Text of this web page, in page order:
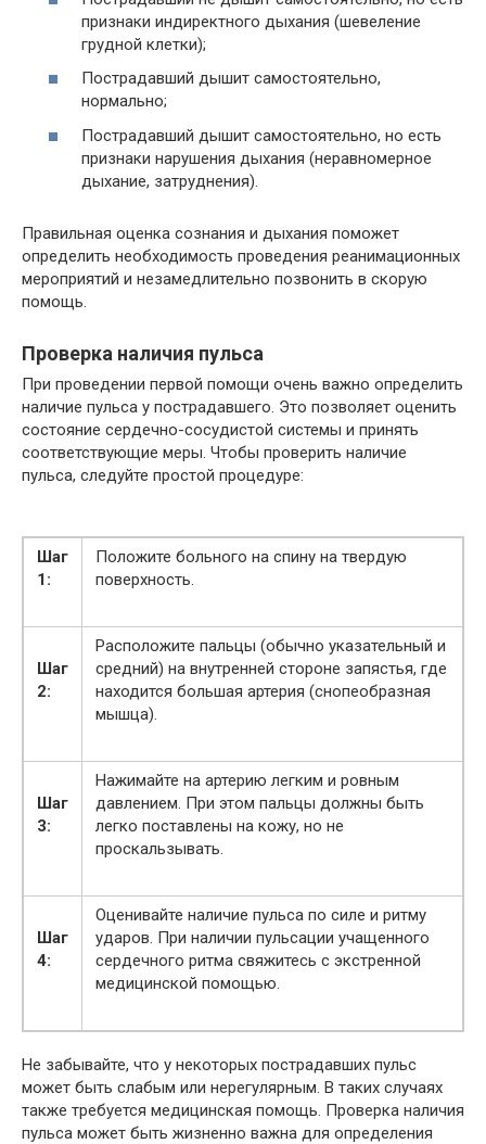
признаки индиректного дыхания (шевеление
грудной клетки);
Пострадавший дышит самостоятельно,
нормально;
Пострадавший дышит самостоятельно, но есть
признаки нарушения дыхания (неравномерное
дыхание, затруднения).
Правильная оценка сознания и дыхания поможет
определить необходимость проведения реанимационных
мероприятий и незамедлительно позвонить в скорую
помощь.
Проверка наличия пульса
При проведении первой помощи очень важно определить
наличие пульса у пострадавшего. Это позволяет оценить
состояние сердечно-сосудистой системы и принять
соответствующие меры. Чтобы проверить наличие
пульса, следуйте простой процедуре:
Шаг
1:
Положите больного на спину на твердую
поверхность.
Шаг
2:
Расположите пальцы (обычно указательный и
средний) на внутренней стороне запястья, где
находится большая артерия (снопеобразная
мышца).
Шаг
3:
Нажимайте на артерию легким и ровным
давлением. При этом пальцы должны быть
легко поставлены на кожу, но не
проскальзывать.
Шаг
4:
Оценивайте наличие пульса по силе и ритму
ударов. При наличии пульсации учащенного
сердечного ритма свяжитесь с экстренной
медицинской помощью.
Не забывайте, что у некоторых пострадавших пульс
может быть слабым или нерегулярным. В таких случаях
также требуется медицинская помощь. Проверка наличия
пульса может быть жизненно важна для определения